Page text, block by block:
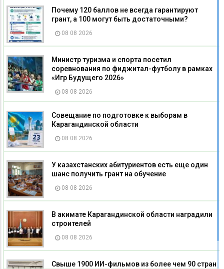
Почему 120 баллов не всегда гарантируют
грант, а 100 могут быть достаточными?
08 08 2026
Министр туризма и спорта посетил
соревнования по фиджитал-футболу в рамках
«Игр Будущего 2026»
08 08 2026
Совещание по подготовке к выборам в
Карагандинской области
08 08 2026
У казахстанских абитуриентов есть еще один
шанс получить грант на обучение
08 08 2026
В акимате Карагандинской области наградили
строителей
08 08 2026
Свыше 1900 ИИ-фильмов из более чем 90 стран